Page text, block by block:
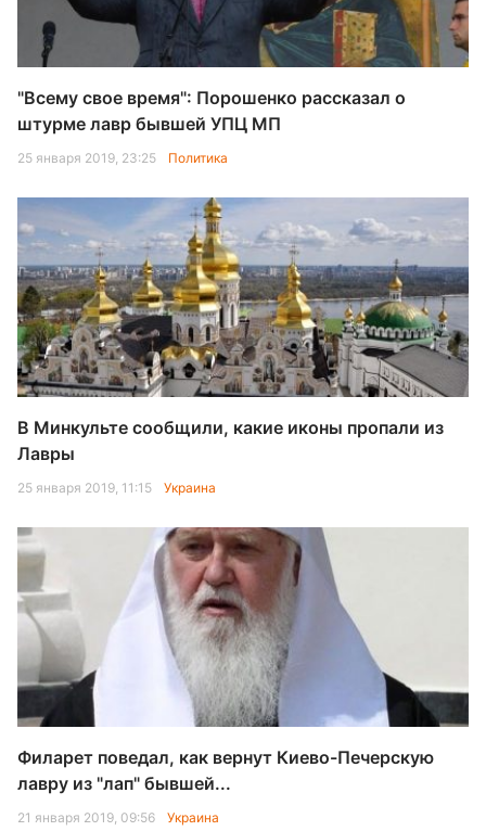
"Всему свое время": Порошенко рассказал о
штурме лавр бывшей УПЦ МП
25 января 2019, 23:25 Политика
В Минкульте сообщили, какие иконы пропали из
Лавры
25 января 2019, 11:15 Украина
Филарет поведал, как вернут Киево-Печерскую
лавру из "лап" бывшей...
21 января 2019, 09:56 Украина